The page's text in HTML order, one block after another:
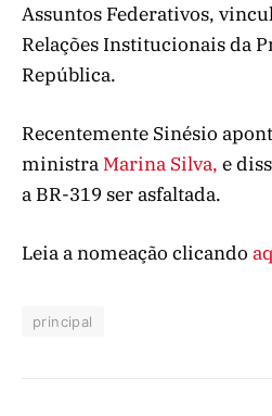
Assuntos Federativos,
Relações Institucionais da
República.
Recentemente Sinésio
ministra Marina Silva, e
a BR-319 ser asfaltada.
Leia a nomeação clicando
principal